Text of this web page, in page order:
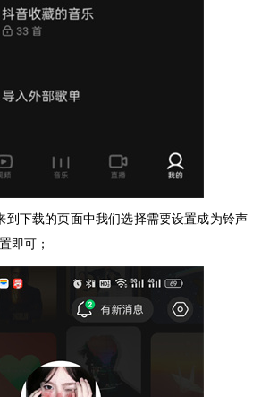
到下载的页面中我们选择需要设置成为铃声
即可；